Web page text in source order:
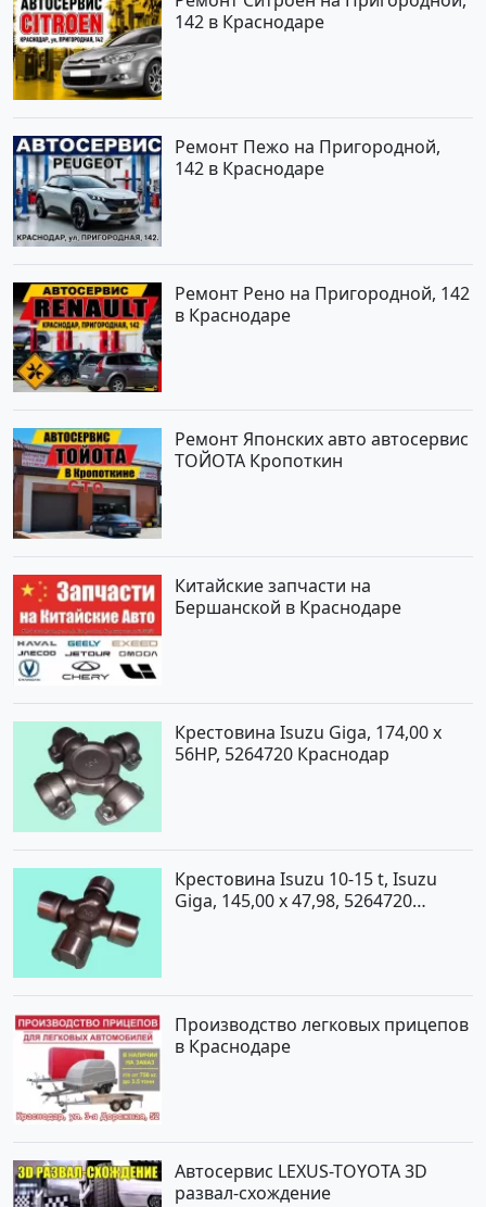
142 в Краснодаре
Ремонт Пежо на Пригородной,
142 в Краснодаре
Ремонт Рено на Пригородной, 142
в Краснодаре
Ремонт Японских авто автосервис
ТОЙОТА Кропоткин
Китайские запчасти на
Бершанской в Краснодаре
Крестовина Isuzu Giga, 174,00 x
56HP, 5264720 Краснодар
Крестовина Isuzu 10-15 t, Isuzu
Giga, 145,00 x 47,98, 5264720
Производство легковых прицепов
в Краснодаре
Автосервис LEXUS-TOYOTA 3D
развал-схождение